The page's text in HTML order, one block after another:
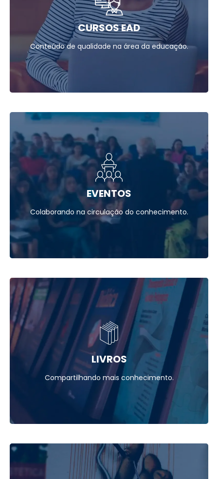
CURSOS EAD
Conteúdo de qualidade na área da educação.
EVENTOS
Colaborando na circulação do conhecimento.
LIVROS
Compartilhando mais conhecimento.